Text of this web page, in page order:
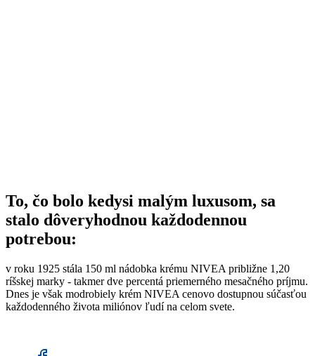
To, čo bolo kedysi malým luxusom, sa
stalo dôveryhodnou každodennou
potrebou:
v roku 1925 stála 150 ml nádobka krému NIVEA približne 1,20
ríšskej marky - takmer dve percentá priemerného mesačného príjmu.
Dnes je však modrobiely krém NIVEA cenovo dostupnou súčasťou
každodenného života miliónov ľudí na celom svete.